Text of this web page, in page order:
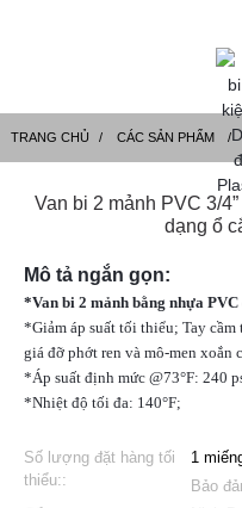
TRANG CHỦ CÁC SẢN PHẨM
Van bi 2 mảnh PVC 3/
dạng ổ
Mô tả ngắn gọn:
*Van bi 2 mảnh bằng nhựa
*Giảm áp suất tối thiểu; Tay
giá đỡ phớt ren và mô-men xoắn
*Áp suất định mức @73°F: 240
*Nhiệt độ tối đa: 140°F;
Số lượng đặt hàng tối
thiểu::
1
Bảo